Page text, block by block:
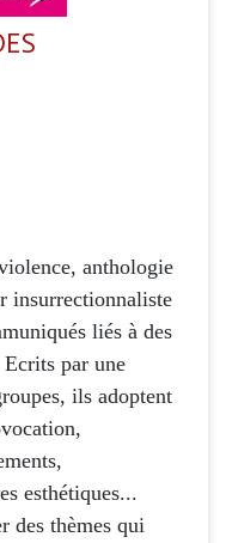
anthologie
insurrectionnaliste
liés à des
par une
ils adoptent
esthétiques...
des thèmes qui